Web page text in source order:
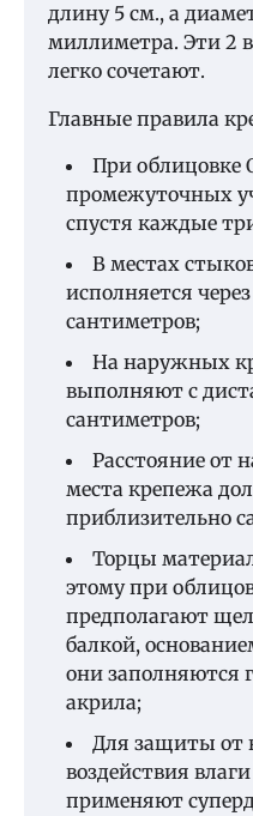
длину 5 см., а
миллиметра. Эти 2
легко сочетают.
Главные правила
При облицовке
промежуточных
спустя каждые
В местах
исполняется
сантиметров;
На наружных
выполняют с
сантиметров;
Расстояние от
места крепежа
приблизительно
Торцы
этому при
предполагают
балкой,
они заполняются
акрила;
Для защиты от
воздействия
применяют